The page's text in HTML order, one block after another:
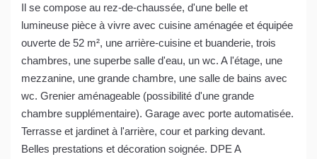
Il se compose au rez-de-chaussée, d'une belle et
lumineuse pièce à vivre avec cuisine aménagée et équipée
ouverte de 52 m², une arrière-cuisine et buanderie, trois
chambres, une superbe salle d'eau, un wc. A l'étage, une
mezzanine, une grande chambre, une salle de bains avec
wc. Grenier aménageable (possibilité d'une grande
chambre supplémentaire). Garage avec porte automatisée.
Terrasse et jardinet à l'arrière, cour et parking devant.
Belles prestations et décoration soignée. DPE A